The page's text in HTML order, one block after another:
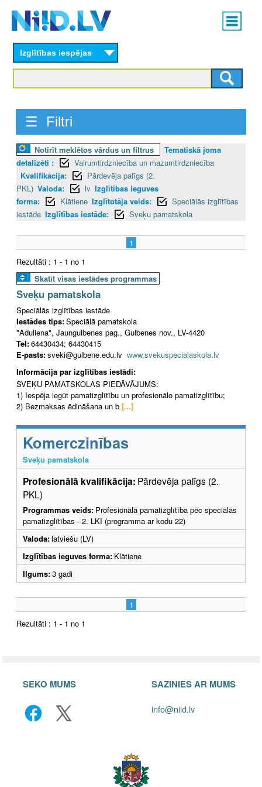
content
Main
menu
Izglītības iespējas
☰ Filtri
Notīrīt meklētos vārdus un filtrus
Tematiskā joma
detalizēti :
Vairumtirdzniecība un mazumtirdzniecība
Kvalifikācija:
Pārdevēja palīgs (2.
PKL) Valoda: lv Izglītības ieguves
forma:
Klātiene Izglītotāja veids:
Speciālās izglītības
iestāde Izglītības iestāde: Sveķu pamatskola
1
Rezultāti : 1 - 1 no 1
Skatīt visas iestādes programmas
Sveķu pamatskola
Speciālās izglītības iestāde
Iestādes tips:Speciālā pamatskola
"Aduliena", Jaungulbenes pag., Gulbenes nov., LV-4420
Tel:64430434; 64430415
E-pasts:sveki@gulbene.edu.lv www.svekuspecialaskola.lv
Informācija par izglītības iestādi:
SVEĶU PAMATSKOLAS PIEDĀVĀJUMS:
1) Iespēja iegūt pamatizglītību un profesionālo pamatizglītību;
2) Bezmaksas ēdināšana un b [...]
Komerczinības
Sveķu pamatskola
Profesionālā kvalifikācija: Pārdevēja palīgs (2.
PKL)
Programmas veids: Profesionālā pamatizglītība pēc speciālās
pamatizglītības - 2. LKI (programma ar kodu 22)
Valoda:latviešu (LV)
Izglītības ieguves forma: Klātiene
Ilgums:3 gadi
1
Rezultāti : 1 - 1 no 1
SEKO MUMS SAZINIES AR MUMS
info@niid.lv